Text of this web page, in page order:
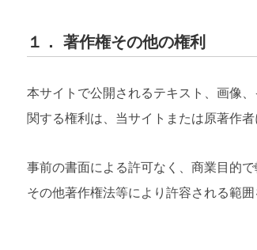
１． 著作権その他の権利
本サイトで公開されるテキスト、画像
関する権利は、当サイトまたは原著作者
事前の書面による許可なく、商業目的
その他著作権法等により許容される範